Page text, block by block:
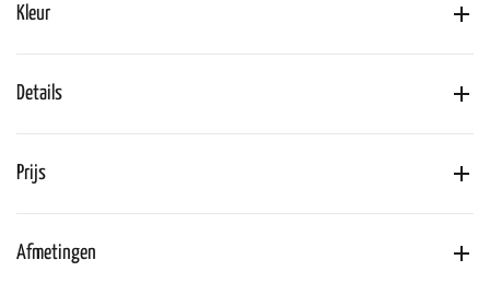
Kleur
Details
Prijs
Afmetingen